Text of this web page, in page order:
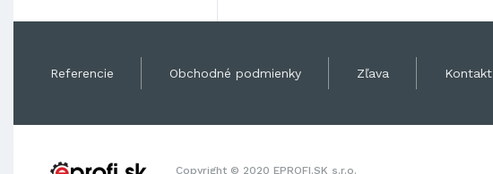
Referencie Obchodné podmienky Zľava Kontakt
Copyright © 2020 EPROFI.SK s.r.o.